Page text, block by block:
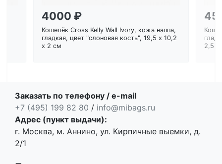
4000 ₽
Кошелёк Cross Kelly Wall Ivory, кожа наппа,
гладкая, цвет "слоновая кость", 19,5 x 10,2
x 2 см
2,5
Заказать по телефону / e-mail
+7 (495) 199 82 80 / info@mibags.ru
Адрес (пункт выдачи):
г. Москва, м. Аннино, ул. Кирпичные выемки, д.
2/1